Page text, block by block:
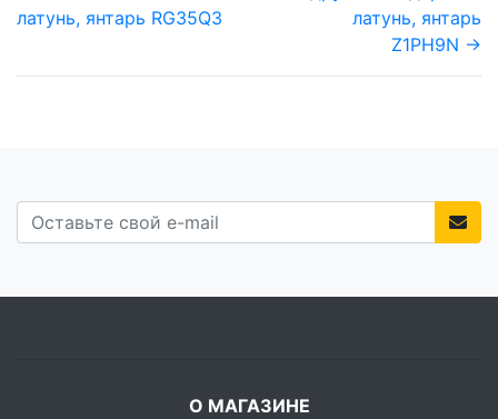
латунь, янтарь RG35Q3
латунь, янтарь
Z1PH9N →
О МАГАЗИНЕ